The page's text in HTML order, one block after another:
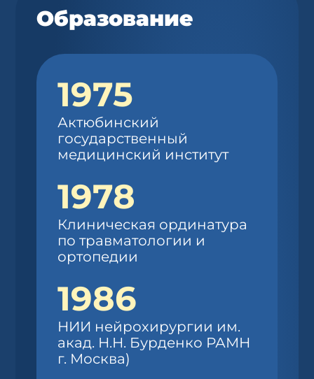
Образование
1975
Актюбинский
государственный
медицинский институт
1978
Клиническая ординатура
по травматологии и
ортопедии
1986
НИИ нейрохирургии им.
акад. Н.Н. Бурденко РАМН
г. Москва)